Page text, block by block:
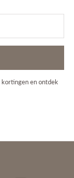
en ontdek